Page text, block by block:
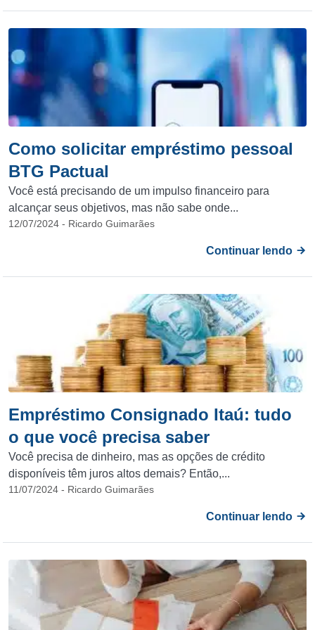
Como solicitar empréstimo pessoal
BTG Pactual
Você está precisando de um impulso financeiro para
alcançar seus objetivos, mas não sabe onde...
12/07/2024 - Ricardo Guimarães
Continuar lendo
Empréstimo Consignado Itaú: tudo
o que você precisa saber
Você precisa de dinheiro, mas as opções de crédito
disponíveis têm juros altos demais? Então,...
11/07/2024 - Ricardo Guimarães
Continuar lendo